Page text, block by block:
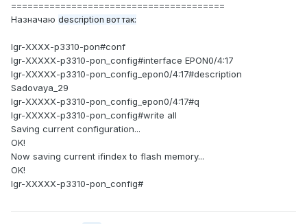
=======================================
Назначаю description вот так:
lgr-XXXX-p3310-pon#conf
lgr-XXXXX-p3310-pon_config#interface EPON0/4:17
lgr-XXXXX-p3310-pon_config_epon0/4:17#description
Sadovaya_29
lgr-XXXXX-p3310-pon_config_epon0/4:17#q
lgr-XXXXX-p3310-pon_config#write all
Saving current configuration...
OK!
Now saving current ifindex to flash memory...
OK!
lgr-XXXXX-p3310-pon_config#